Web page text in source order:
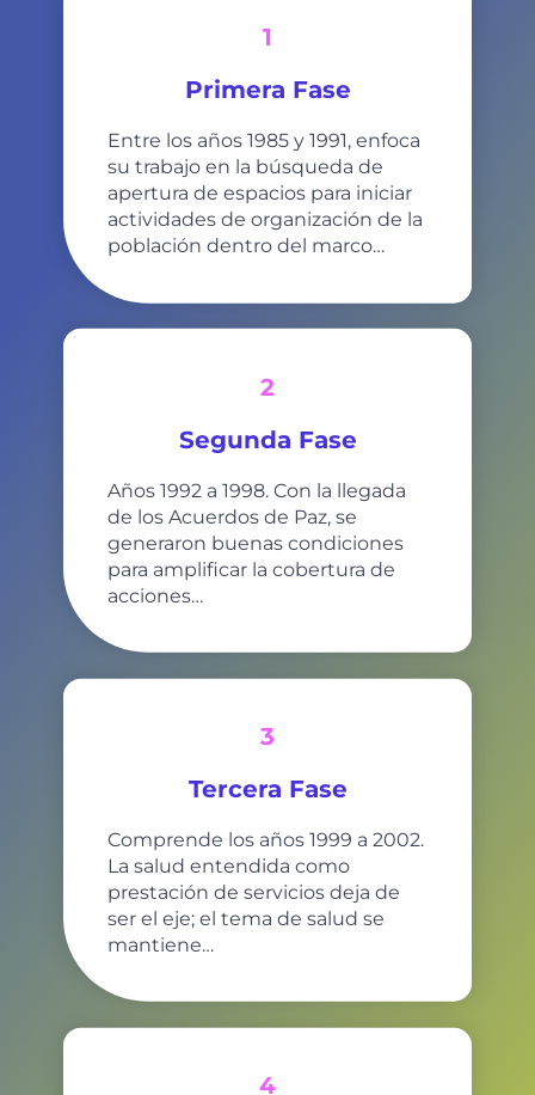
1
Primera Fase
Entre los años 1985 y 1991, enfoca
su trabajo en la búsqueda de
apertura de espacios para iniciar
actividades de organización de la
población dentro del marco…
2
Segunda Fase
Años 1992 a 1998. Con la llegada
de los Acuerdos de Paz, se
generaron buenas condiciones
para amplificar la cobertura de
acciones…
3
Tercera Fase
Comprende los años 1999 a 2002.
La salud entendida como
prestación de servicios deja de
ser el eje; el tema de salud se
mantiene…
4